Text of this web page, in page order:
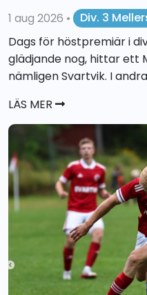
1 aug 2026 •
Div. 3
Dags för höstpremiär i
glädjande nog, hittar ett
nämligen Svartvik. I
LÄS MER